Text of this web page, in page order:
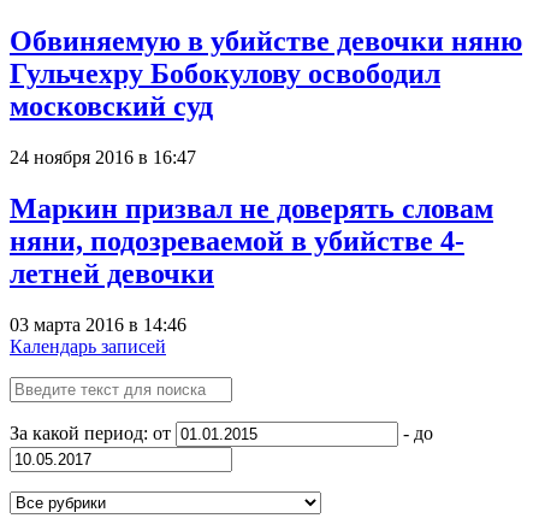
Обвиняемую в убийстве девочки няню
Гульчехру Бобокулову освободил
московский суд
24 ноября 2016 в 16:47
Маркин призвал не доверять словам
няни, подозреваемой в убийстве 4-
летней девочки
03 марта 2016 в 14:46
Календарь записей
За какой период: от - до